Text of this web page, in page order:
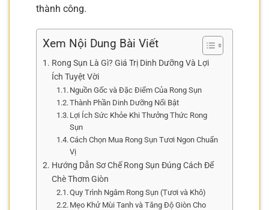
thành công.
Xem Nội Dung Bài Viết
Rong Sụn Là Gì? Giá Trị Dinh Dưỡng Và Lợi
Ích Tuyệt Vời
Nguồn Gốc và Đặc Điểm Của Rong Sụn
Thành Phần Dinh Dưỡng Nổi Bật
Lợi Ích Sức Khỏe Khi Thưởng Thức Rong
Sụn
Cách Chọn Mua Rong Sụn Tươi Ngon Chuẩn
Vị
Hướng Dẫn Sơ Chế Rong Sụn Đúng Cách Để
Chè Thơm Giòn
Quy Trình Ngâm Rong Sụn (Tươi và Khô)
Mẹo Khử Mùi Tanh và Tăng Độ Giòn Cho